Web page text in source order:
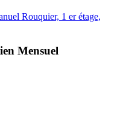
Rouquier, 1 er étage,
Mensuel